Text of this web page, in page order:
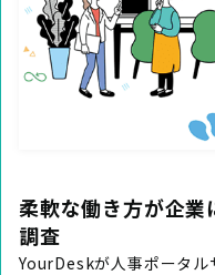
柔軟な働き方が企
調査
YourDeskが人事ポータル